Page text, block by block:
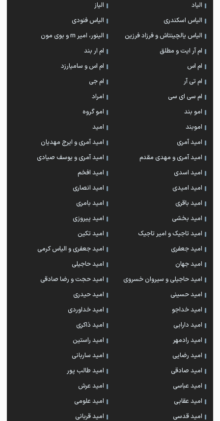
الیاد
الیاز
الیاس اسکندری
الیاس فنودی
الیاس یالچینتاش و فرزاد فرزین
الینور، امیر rn و بوی مون
ام آر ایت و مطلق
ام‌ ار بند
ام اس
ام اس و سامیارزد
ام تی آر
ام جی
ام سی ای سی
امراد
امو بند
امو گروه
اموبند
امید
امید آمری
امید آمری و ایرج مهدیان
امید آمری و مهدی مقدم
امید آمری و یوسف صیادی
امید اسدی
امید افخم
امید امیدی
امید انصاری
امید باقری
امید بامری
امید بخشی
امید پیروزی
امید تاجیک و امیر تاجیک
امید تکین
امید جعفری
امید جعفری و الیاس کرمی
امید جهان
امید حاجیلی
امید حاجیلی و سیروان خسروی
امید حجت و رضا صادقی
امید حسینی
امید حیدری
امید خداجو
امید خداوردی
امید دارابی
امید ذاکری
امید رادمهر
امید راستین
امید رضایی
امید ساربانی
امید صادقی
امید طالب پور
امید عباسی
امید عرش
امید عقابی
امید علومی
امید قدسی
امید قربانی